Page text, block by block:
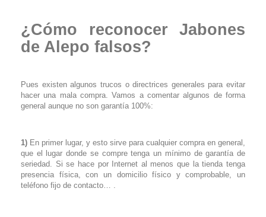
¿Cómo reconocer Jabones
de Alepo falsos?
Pues existen algunos trucos o directrices generales para evitar
hacer una mala compra. Vamos a comentar algunos de forma
general aunque no son garantía 100%:
1) En primer lugar, y esto sirve para cualquier compra en general,
que el lugar donde se compre tenga un mínimo de garantía de
seriedad. Si se hace por Internet al menos que la tienda tenga
presencia física, con un domicilio físico y comprobable, un
teléfono fijo de contacto… .